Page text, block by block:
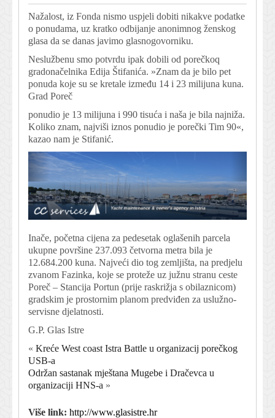
Nažalost, iz Fonda nismo uspjeli dobiti nikakve podatke
o ponudama, uz kratko odbijanje anonimnog ženskog
glasa da se danas javimo glasnogovorniku.
Neslužbenu smo potvrdu ipak dobili od porečkoq
gradonačelnika Edija Štifanića. »Znam da je bilo pet
ponuda koje su se kretale između 14 i 23 milijuna kuna.
Grad Poreč
ponudio je 13 milijuna i 990 tisuća i naša je bila najniža.
Koliko znam, najviši iznos ponudio je porečki Tim 90«,
kazao nam je Stifanić.
Inače, početna cijena za pedesetak oglašenih parcela
ukupne površine 237.093 četvorna metra bila je
12.684.200 kuna. Najveći dio tog zemljišta, na predjelu
zvanom Fazinka, koje se proteže uz južnu stranu ceste
Poreč – Stancija Portun (prije raskrižja s obilaznicom)
gradskim je prostornim planom predviđen za uslužno-
servisne djelatnosti.
G.P. Glas Istre
« Kreće West coast Istra Battle u organizacij porečkog
USB-a
Održan sastanak mještana Mugebe i Dračevca u
organizaciji HNS-a »
Više link: http://www.glasistre.hr